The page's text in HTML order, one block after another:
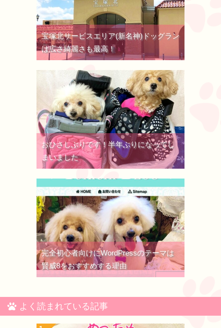
宝塚北サービスエリア(新名神)ドッグラン
は広さ綺麗さも最高！
おひさしぶりです！半年ぶりになってし
まいました
完全初心者向けにWordPressのテーマは
賢威8をおすすめする理由
よく読まれている記事